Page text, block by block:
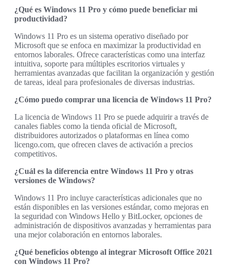
¿Qué es Windows 11 Pro y cómo puede beneficiar mi
productividad?
Windows 11 Pro es un sistema operativo diseñado por
Microsoft que se enfoca en maximizar la productividad en
entornos laborales. Ofrece características como una interfaz
intuitiva, soporte para múltiples escritorios virtuales y
herramientas avanzadas que facilitan la organización y gestión
de tareas, ideal para profesionales de diversas industrias.
¿Cómo puedo comprar una licencia de Windows 11 Pro?
La licencia de Windows 11 Pro se puede adquirir a través de
canales fiables como la tienda oficial de Microsoft,
distribuidores autorizados o plataformas en línea como
licengo.com, que ofrecen claves de activación a precios
competitivos.
¿Cuál es la diferencia entre Windows 11 Pro y otras
versiones de Windows?
Windows 11 Pro incluye características adicionales que no
están disponibles en las versiones estándar, como mejoras en
la seguridad con Windows Hello y BitLocker, opciones de
administración de dispositivos avanzadas y herramientas para
una mejor colaboración en entornos laborales.
¿Qué beneficios obtengo al integrar Microsoft Office 2021
con Windows 11 Pro?